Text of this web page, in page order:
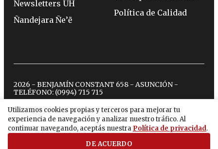
Utilizamos cookies propias y terceros para mejorar tu
experiencia de navegación y analizar nuestro tráfico. Al
continuar navegando, aceptás nuestra Política de privacidad.
DE ACUERDO
Newsletters ÚH
Ñandejara Ñe’ẽ
Política de Calidad
2026 - BENJAMÍN CONSTANT 658 - ASUNCIÓN -
TELÉFONO: (0994) 715 715
twitterinstagram
facebook
tiktokyoutubespotify